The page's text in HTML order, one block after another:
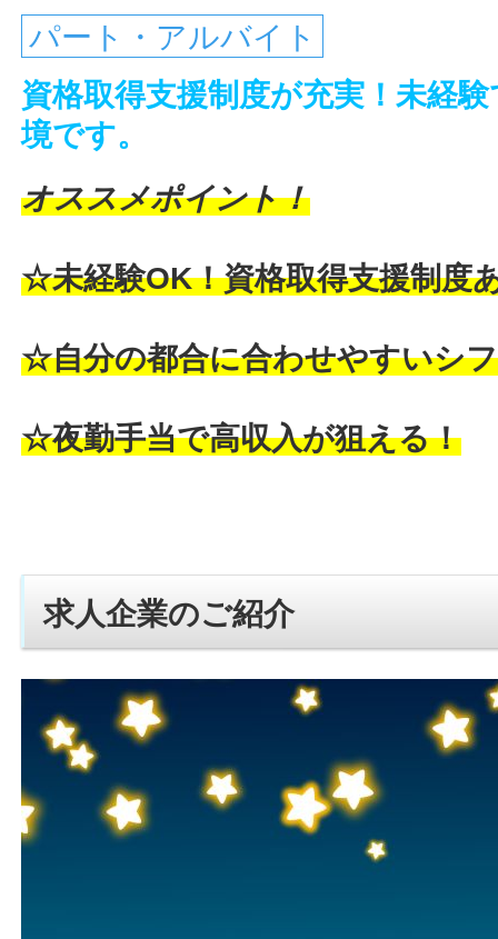
パート・アルバイト
資格取得支援制度が充実！未経
境です。
オススメポイント！
☆未経験OK！資格取得支援制度
☆自分の都合に合わせやすいシ
☆夜勤手当で高収入が狙える！
求人企業のご紹介